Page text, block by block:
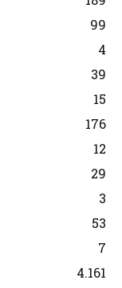
99
4
39
15
176
12
29
3
53
7
4.161